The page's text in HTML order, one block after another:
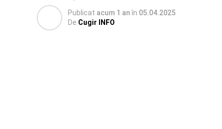
Publicat acum 1 an în 05.04.2025
De Cugir INFO